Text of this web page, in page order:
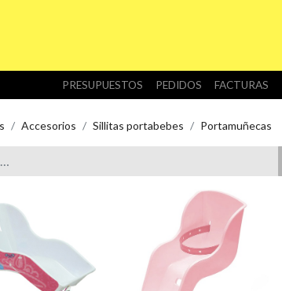
PRESUPUESTOS PEDIDOS FACTURAS
Accesorios Sillitas portabebes Portamuñecas